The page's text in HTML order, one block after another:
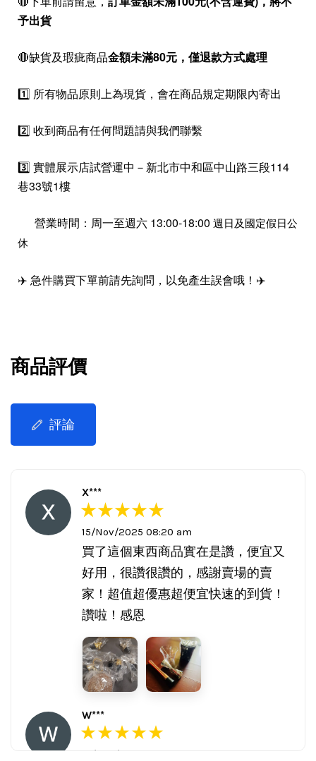
予出貨
🔴缺貨及瑕疵商品金額未滿80元，僅退款方式處理
1️⃣ 所有物品原則上為現貨，會在商品規定期限內寄出
2️⃣ 收到商品有任何問題請與我們聯繫
3️⃣ 實體展示店試營運中－新北市中和區中山路三段114
巷33號1樓
營業時間：周一至週六 13:00-18:00 週日及國定假日公
休
✈️ 急件購買下單前請先詢問，以免產生誤會哦！✈️
商品評價
評論
X***
15/Nov/2025 08:20 am
買了這個東西商品實在是讚，便宜又
好用，很讚很讚的，感謝賣場的賣
家！超值超優惠超便宜快速的到貨！
讚啦！感恩
W***
16/Nov/2025 03:45 pm